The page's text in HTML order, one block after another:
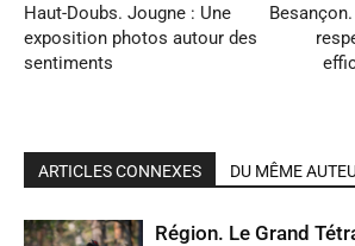
Haut-Doubs. Jougne : Une
exposition photos autour des
sentiments
ARTICLES CONNEXES DU MÊME
Région. Le Grand